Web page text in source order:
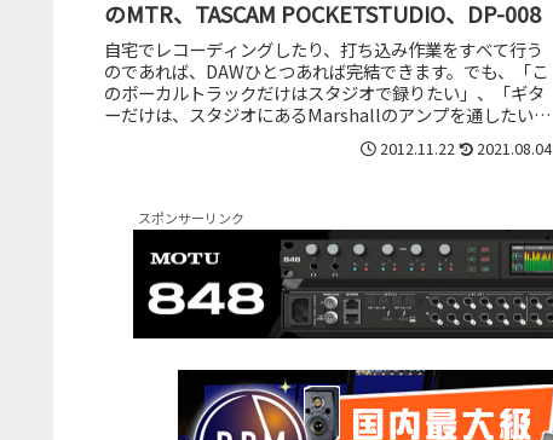
のMTR、TASCAM POCKETSTUDIO、DP-008
自宅でレコーディングしたり、打ち込み作業をすべて行う
のであれば、DAWひとつあれば完結できます。でも、「こ
のボーカルトラックだけはスタジオで録りたい」、「ギタ
ーだけは、スタジオにあるMarshallのアンプを通したいん
2012.11.22 2021.08.04
スポンサーリンク